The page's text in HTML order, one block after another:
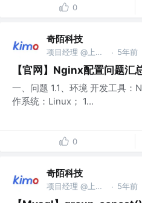
0
奇陌科技
项目经理 @上海奇陌科技有限公司 · 5年前
【官网】Nginx配置问题汇
一、问题 1.1、环境 开发工具：
作系统：Linux； 1...
0
奇陌科技
项目经理 @上海奇陌科技有限公司 · 5年前